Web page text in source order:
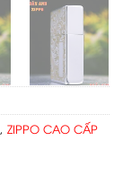
, ZIPPO CAO CẤP